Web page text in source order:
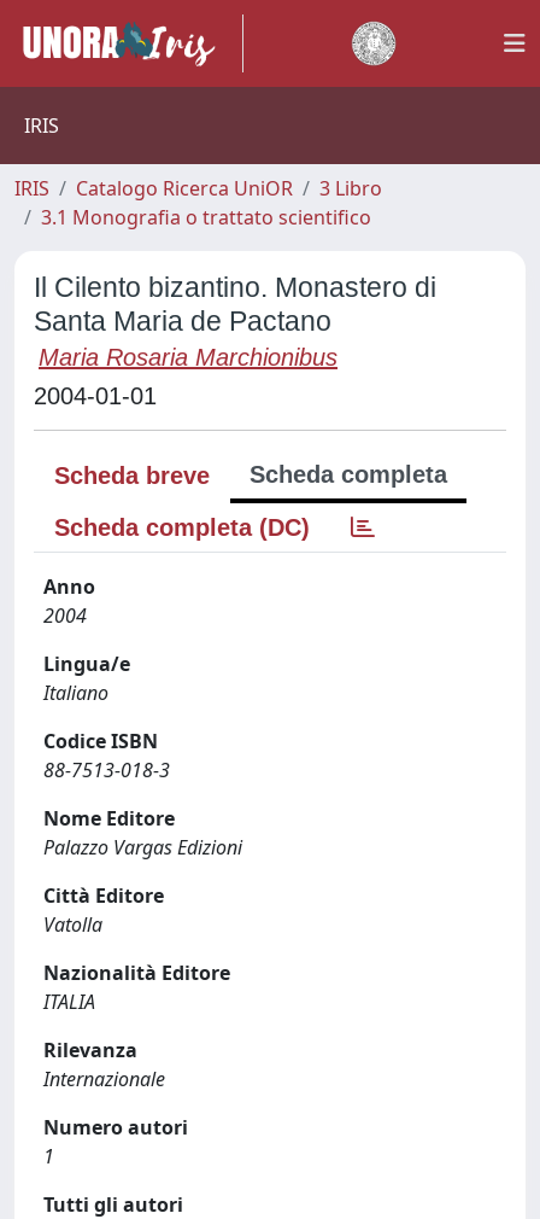
IRIS
IRIS Catalogo Ricerca UniOR
3 Libro
3.1 Monografia o trattato scientifico
Il Cilento bizantino. Monastero di
Santa Maria de Pactano
Maria Rosaria Marchionibus
2004-01-01
Scheda breve
Scheda completa
Scheda completa (DC)
Anno
2004
Lingua/e
Italiano
Codice ISBN
88-7513-018-3
Nome Editore
Palazzo Vargas Edizioni
Città Editore
Vatolla
Nazionalità Editore
ITALIA
Rilevanza
Internazionale
Numero autori
1
Tutti gli autori